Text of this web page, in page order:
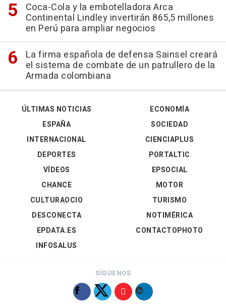
Coca-Cola y la embotelladora Arca
Continental Lindley invertirán 865,5 millones
en Perú para ampliar negocios
La firma española de defensa Sainsel creará
el sistema de combate de un patrullero de la
Armada colombiana
ÚLTIMAS NOTICIAS
ESPAÑA
INTERNACIONAL
DEPORTES
VÍDEOS
ECONOMÍA
SOCIEDAD
CIENCIAPLUS
PORTALTIC
EPSOCIAL
CHANCE
CULTURAOCIO
DESCONECTA
EPDATA.ES
INFOSALUS
MOTOR
TURISMO
NOTIMÉRICA
CONTACTOPHOTO
SÍGUENOS